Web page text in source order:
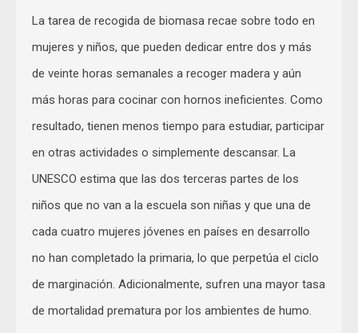
La tarea de recogida de biomasa recae sobre todo en
mujeres y niños, que pueden dedicar entre dos y más
de veinte horas semanales a recoger madera y aún
más horas para cocinar con hornos ineficientes. Como
resultado, tienen menos tiempo para estudiar, participar
en otras actividades o simplemente descansar. La
UNESCO estima que las dos terceras partes de los
niños que no van a la escuela son niñas y que una de
cada cuatro mujeres jóvenes en países en desarrollo
no han completado la primaria, lo que perpetúa el ciclo
de marginación. Adicionalmente, sufren una mayor tasa
de mortalidad prematura por los ambientes de humo.